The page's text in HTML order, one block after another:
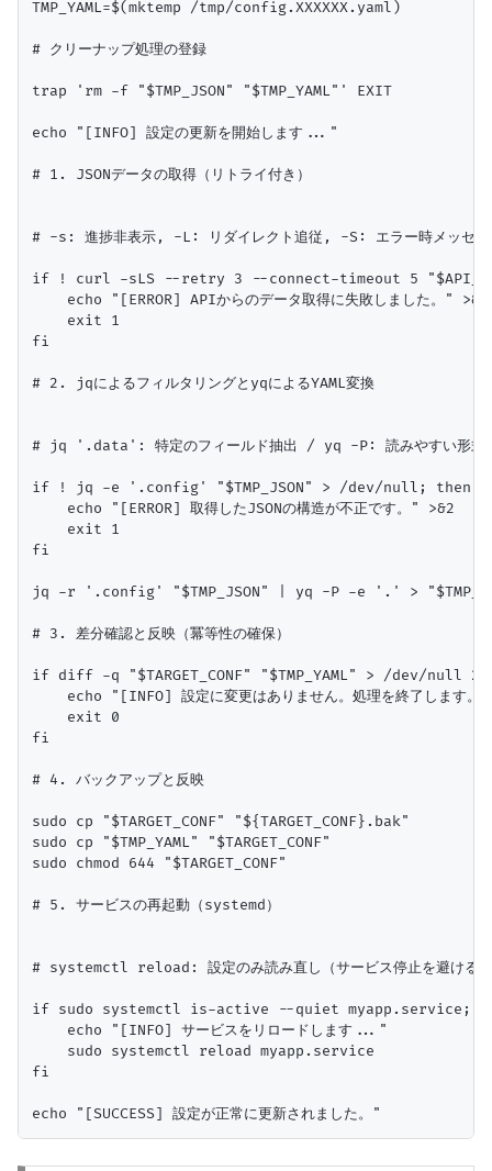
TMP_YAML=$(mktemp /tmp/config.XXXXXX.yaml)
# クリーナップ処理の登録
trap 'rm -f "$TMP_JSON" "$TMP_YAML"' EXIT
echo "[INFO] 設定の更新を開始します..."
# 1. JSONデータの取得（リトライ付き）
# -s: 進捗非表示, -L: リダイレクト追従, -S: エラー時メッセ
if ! curl -sLS --retry 3 --connect-timeout 5
    echo "[ERROR] APIからのデータ取得に失敗しました。" >&2
    exit 1
fi
# 2. jqによるフィルタリングとyqによるYAML変換
# jq '.data': 特定のフィールド抽出 / yq -P: 読みやすい形式
if ! jq -e '.config' "$TMP_JSON" > /dev/null; then
    echo "[ERROR] 取得したJSONの構造が不正です。" >&2
    exit 1
fi
jq -r '.config' "$TMP_JSON" | yq -P -e '.' >
# 3. 差分確認と反映（冪等性の確保）
if diff -q "$TARGET_CONF" "$TMP_YAML" > /dev/null
    echo "[INFO] 設定に変更はありません。処理を終了します。"
    exit 0
fi
# 4. バックアップと反映
sudo cp "$TARGET_CONF" "${TARGET_CONF}.bak"
sudo cp "$TMP_YAML" "$TARGET_CONF"
sudo chmod 644 "$TARGET_CONF"
# 5. サービスの再起動（systemd）
# systemctl reload: 設定のみ読み直し（サービス停止を避ける）
if sudo systemctl is-active --quiet myapp.service;
    echo "[INFO] サービスをリロードします..."
    sudo systemctl reload myapp.service
fi